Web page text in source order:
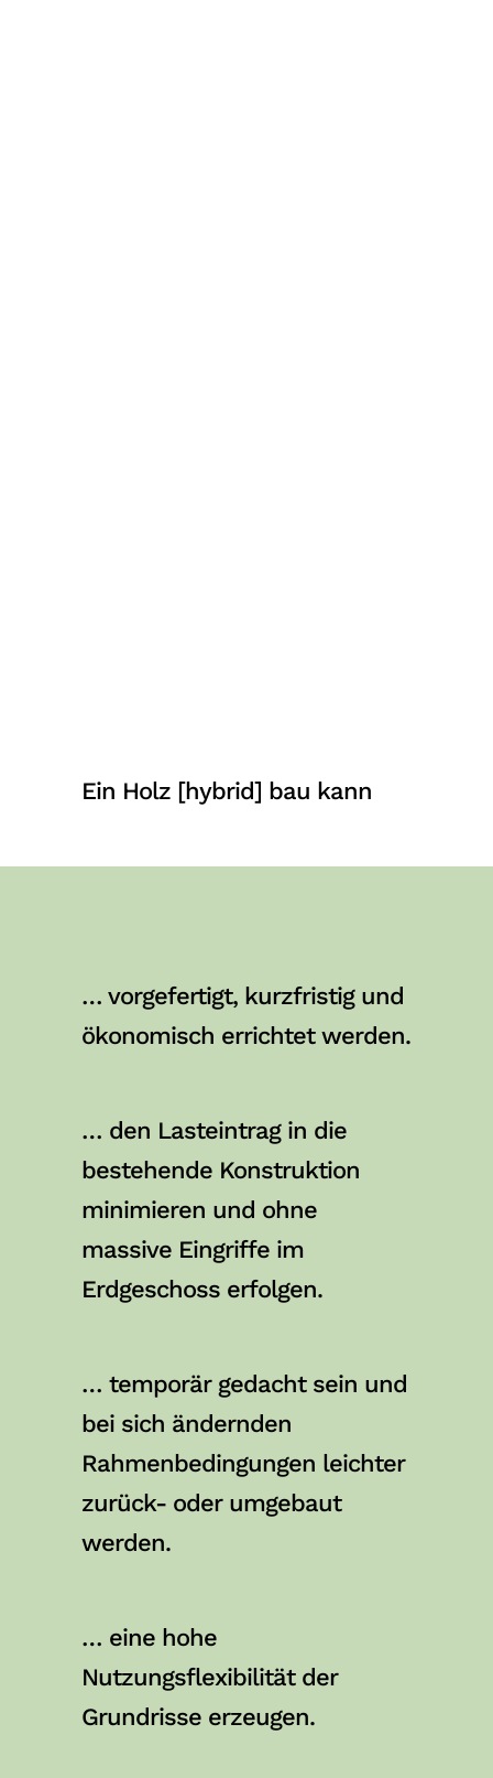
Ein Holz [hybrid] bau kann
… vorgefertigt, kurzfristig und
ökonomisch errichtet werden.
… den Lasteintrag in die
bestehende Konstruktion
minimieren und ohne
massive Eingriffe im
Erdgeschoss erfolgen.
… temporär gedacht sein und
bei sich ändernden
Rahmenbedingungen leichter
zurück- oder umgebaut
werden.
… eine hohe
Nutzungsflexibilität der
Grundrisse erzeugen.